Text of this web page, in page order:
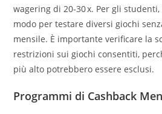
wagering di 20‑30 x. Per gli
modo per testare diversi giochi
mensile. È importante verificare la
restrizioni sui giochi consentiti,
più alto potrebbero essere esclusi.
Programmi di Cashback